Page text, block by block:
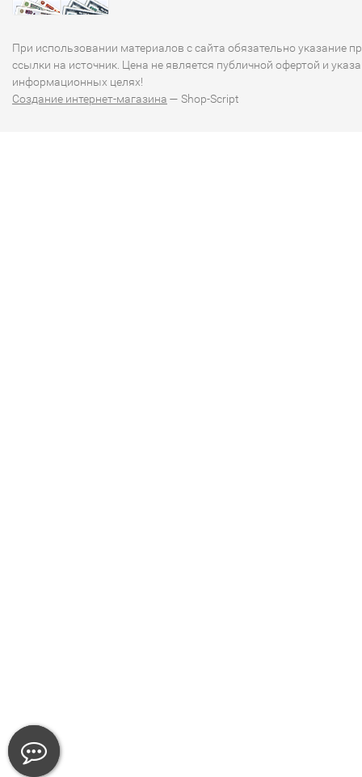
При использовании материалов с сайта обязательно указание
ссылки на источник. Цена не является публичной офертой и
информационных целях!
Создание интернет-магазина — Shop-Script